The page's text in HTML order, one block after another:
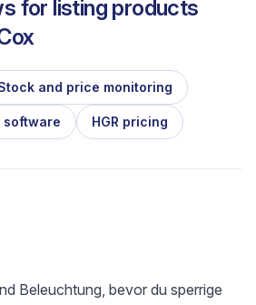
for listing products
and price monitoring
software HGR pricing
Beleuchtung, bevor du sperrige